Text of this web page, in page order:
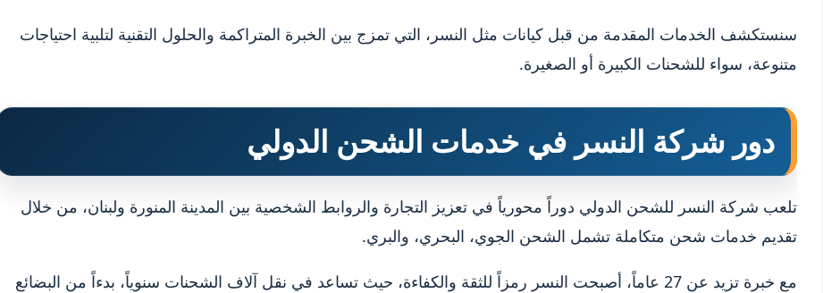
سنستكشف الخدمات المقدمة من قبل كيانات مثل النسر، التي تمزج بين الخبرة المتراكمة والحلول التقنية لتلبية احتياجات
متنوعة، سواء للشحنات الكبيرة أو الصغيرة.
دور شركة النسر في خدمات الشحن الدولي
تلعب شركة النسر للشحن الدولي دوراً محورياً في تعزيز التجارة والروابط الشخصية بين المدينة المنورة ولبنان، من خلال
تقديم خدمات شحن متكاملة تشمل الشحن الجوي، البحري، والبري.
مع خبرة تزيد عن 27 عاماً، أصبحت النسر رمزاً للثقة والكفاءة، حيث تساعد في نقل آلاف الشحنات سنوياً، بدءاً من البضائع